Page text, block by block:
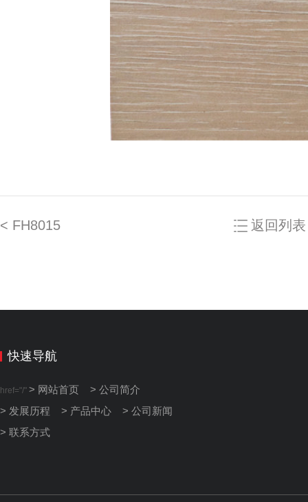
< FH8015 返回列表
快速导航
href="/" > 网站首页
> 公司简介
> 发展历程
> 产品中心
> 公司新闻
> 联系方式